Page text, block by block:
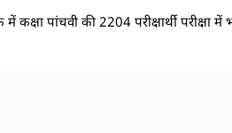
पांचवी की 2204 परीक्षार्थी परीक्षा में